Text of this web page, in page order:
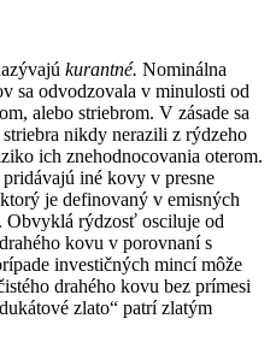
kurantné. Nominálna
sa odvodzovala v minulosti od
alebo striebrom. V zásade sa
nikdy nerazili z rýdzeho
ich znehodnocovania oterom.
iné kovy v presne
je definovaný v emisných
Obvyklá rýdzosť osciluje od
kovu v porovnaní s
investičných mincí môže
drahého kovu bez prímesi
zlato“ patrí zlatým